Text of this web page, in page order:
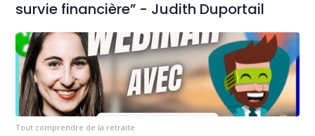
survie financière” - Judith Duportail
Tout comprendre de la retraite